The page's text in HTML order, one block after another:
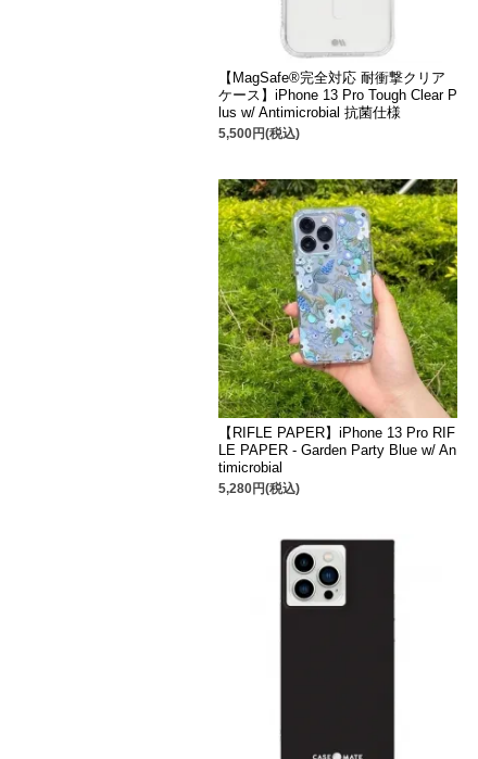
【MagSafe®完全対応 耐衝撃クリア
ケース】iPhone 13 Pro Tough Clear P
lus w/ Antimicrobial 抗菌仕様
5,500円(税込)
【RIFLE PAPER】iPhone 13 Pro RIF
LE PAPER - Garden Party Blue w/ An
timicrobial
5,280円(税込)